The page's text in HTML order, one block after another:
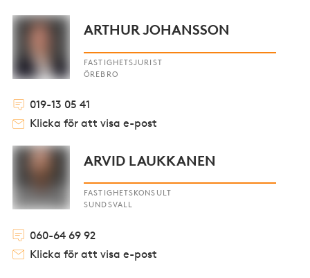
ARTHUR JOHANSSON
FASTIGHETSJURIST
ÖREBRO
019-13 05 41
Klicka för att visa e-post
ARVID LAUKKANEN
FASTIGHETSKONSULT
SUNDSVALL
060-64 69 92
Klicka för att visa e-post